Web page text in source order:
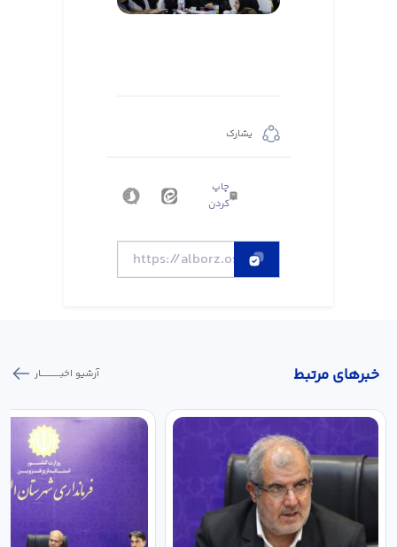
يشارك
چاپ
کردن
خبر‌های مرتبط آرشیو اخبـــــــــــار